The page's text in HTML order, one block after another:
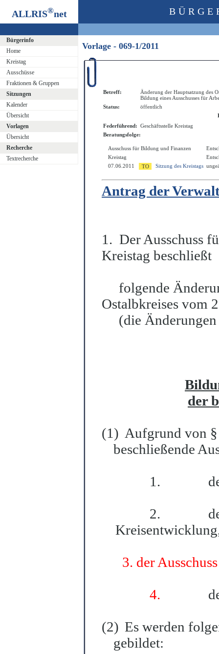
ALLRIS®net
Bürgerinfo
Home
Kreistag
Ausschüsse
Fraktionen & Gruppen
Sitzungen
Kalender
Übersicht
Vorlagen
Übersicht
Recherche
Textrecherche
Vorlage - 069-1/2011
Betreff:
Änderung der Hauptsatzung des
Bildung eines Ausschusses für
Status:
öffentlich
Federführend: Geschäftsstelle Kreistag
Beratungsfolge:
Ausschuss für Bildung und Finanzen
Kreistag
07.06.2011
Sitzung des Kreistags
Antrag der
1. Der Ausschuss
Kreistag beschließt
folgende
Ostalbkreises vom
(die Änderungen
der
(1) Aufgrund von
beschließende
1.
2.
Kreisentwick
3. der Ausschuss
4.
(2) Es werden
gebildet: